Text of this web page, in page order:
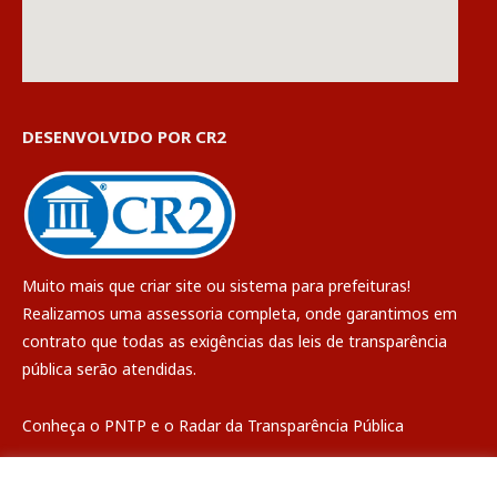
DESENVOLVIDO POR CR2
Muito mais que criar site ou sistema para prefeituras!
Realizamos uma assessoria completa, onde garantimos em
contrato que todas as exigências das leis de transparência
pública serão atendidas.
Conheça o PNTP e o Radar da Transparência Pública